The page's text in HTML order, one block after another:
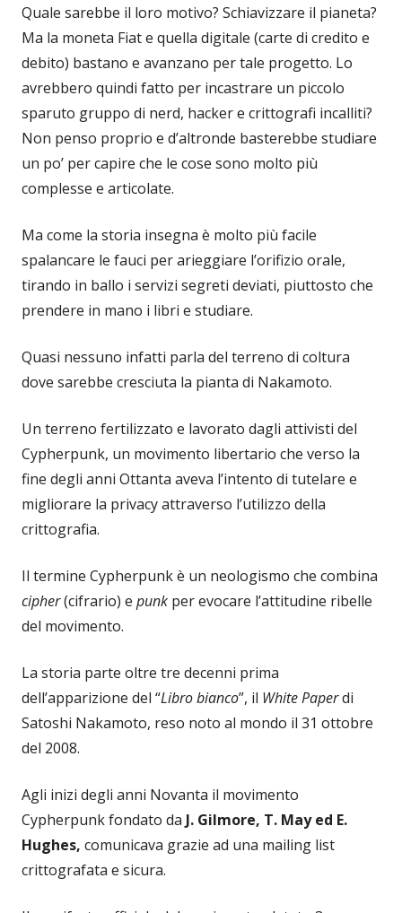
Quale sarebbe il loro motivo? Schiavizzare il pianeta?
Ma la moneta Fiat e quella digitale (carte di credito e
debito) bastano e avanzano per tale progetto. Lo
avrebbero quindi fatto per incastrare un piccolo
sparuto gruppo di nerd, hacker e crittografi incalliti?
Non penso proprio e d’altronde basterebbe studiare
un po’ per capire che le cose sono molto più
complesse e articolate.
Ma come la storia insegna è molto più facile
spalancare le fauci per arieggiare l’orifizio orale,
tirando in ballo i servizi segreti deviati, piuttosto che
prendere in mano i libri e studiare.
Quasi nessuno infatti parla del terreno di coltura
dove sarebbe cresciuta la pianta di Nakamoto.
Un terreno fertilizzato e lavorato dagli attivisti del
Cypherpunk, un movimento libertario che verso la
fine degli anni Ottanta aveva l’intento di tutelare e
migliorare la privacy attraverso l’utilizzo della
crittografia.
Il termine Cypherpunk è un neologismo che combina
cipher(cifrario) e punk per evocare l’attitudine ribelle
del movimento.
La storia parte oltre tre decenni prima
dell’apparizione del “Libro bianco”, il White Paperdi
Satoshi Nakamoto, reso noto al mondo il 31 ottobre
del 2008.
Agli inizi degli anni Novanta il movimento
Cypherpunk fondato da J. Gilmore, T. May ed E.
Hughes, comunicava grazie ad una mailing list
crittografata e sicura.